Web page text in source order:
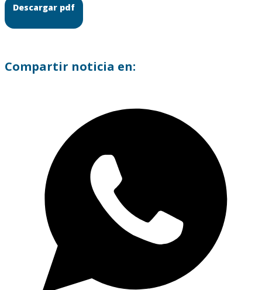
Descargar pdf
Compartir noticia en: